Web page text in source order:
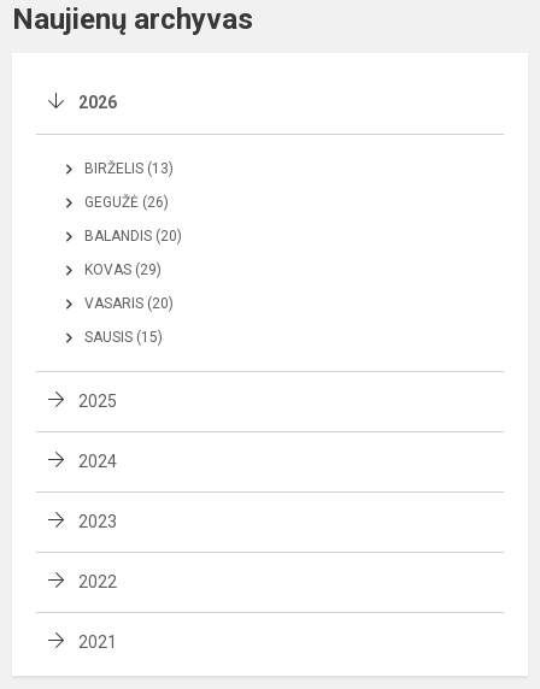
Naujienų archyvas
2026
BIRŽELIS (13)
GEGUŽĖ (26)
BALANDIS (20)
KOVAS (29)
VASARIS (20)
SAUSIS (15)
2025
2024
2023
2022
2021